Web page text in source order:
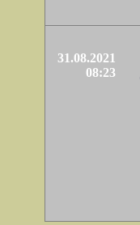
31.08.2021
08:23